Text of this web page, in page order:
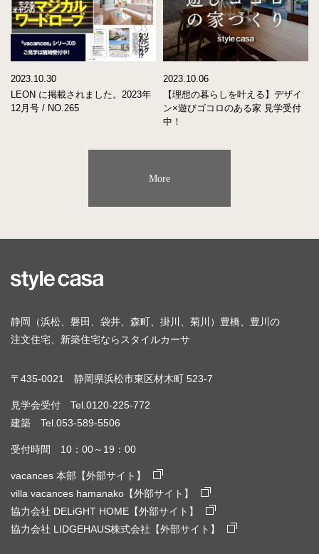
2023.10.30
LEON に掲載されました。2023年
12月号 / NO.265
2023.10.06
【理想の暮らしを叶える】デザイ
ン×遊びゴコロのある家 見学受付
中！
More
静岡（浜松、磐田、袋井、森町、掛川、菊川）豊橋、豊川の
注文住宅、新築住宅ならスタイルカーサ
〒435-0021 静岡県浜松市東区材木町 523-7
見学会受付 Tel.0120-225-772
建築 Tel.053-589-5506
受付時間 10：00～19：00
vacances 本部【外部サイト】
villa vacances hamanako【外部サイト】
協力会社 DELiGHT HOME【外部サイト】
協力会社 LIDGEHAUS株式会社【外部サイト】